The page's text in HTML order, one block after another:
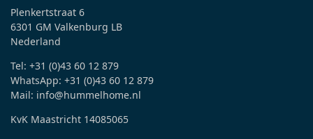
Plenkertstraat 6
6301 GM Valkenburg LB
Nederland
Tel: +31 (0)43 60 12 879
WhatsApp: +31 (0)43 60 12 879
Mail: info@hummelhome.nl
KvK Maastricht 14085065